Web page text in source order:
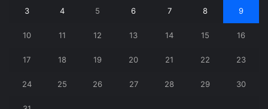
3 4 5 6 7 8 9
10 11 12 13 14 15 16
17 18 19 20 21 22 23
24 25 26 27 28 29 30